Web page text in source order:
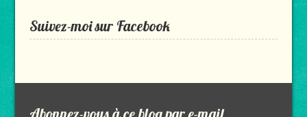
Suivez-moi sur Facebook